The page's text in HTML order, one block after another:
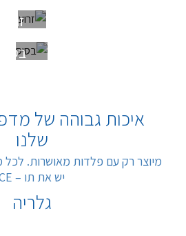
גלי
זרוע
בסיס
איכות גבוהה של
שלנו
יש את תו – CE
גלריה